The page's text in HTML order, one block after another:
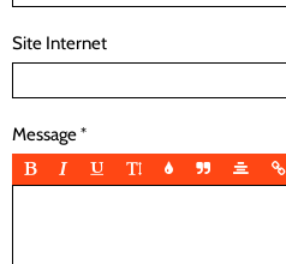
Site Internet
Message